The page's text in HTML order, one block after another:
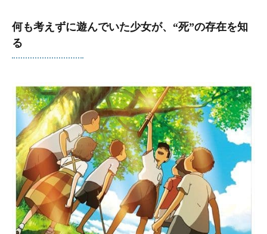
何も考えずに遊んでいた少女が、“死”の存在を知
る